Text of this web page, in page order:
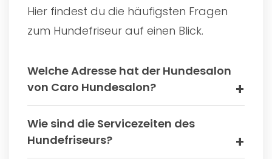
Hier findest du die häufigsten Fragen
zum Hundefriseur auf einen Blick.
Welche Adresse hat der Hundesalon
von Caro Hundesalon?
Wie sind die Servicezeiten des
Hundefriseurs?